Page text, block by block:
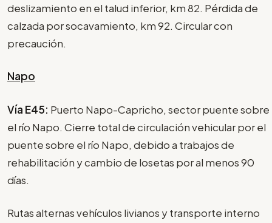
deslizamiento en el talud inferior, km 82. Pérdida de
calzada por socavamiento, km 92. Circular con
precaución.
Napo
Vía E45: Puerto Napo-Capricho, sector puente sobre
el río Napo. Cierre total de circulación vehicular por el
puente sobre el río Napo, debido a trabajos de
rehabilitación y cambio de losetas por al menos 90
días.
Rutas alternas vehículos livianos y transporte interno